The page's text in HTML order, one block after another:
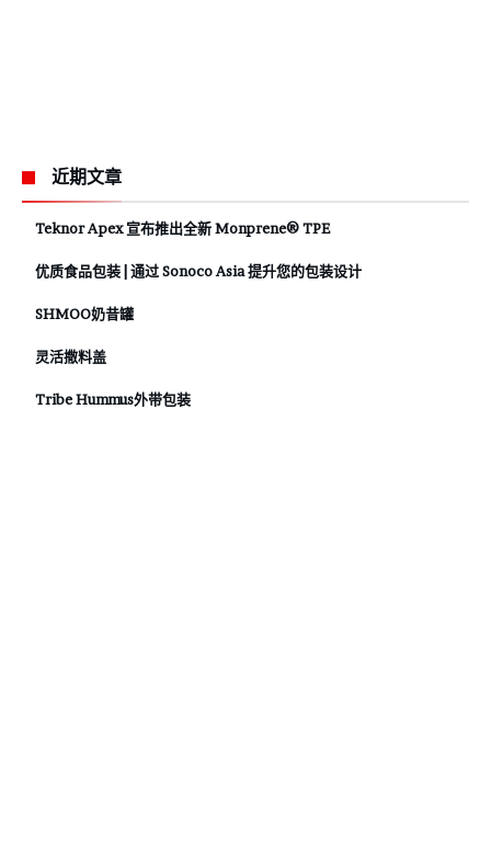
近期文章
Teknor Apex 宣布推出全新 Monprene® TPE
优质食品包装 | 通过 Sonoco Asia 提升您的包装设计
SHMOO奶昔罐
灵活撒料盖
Tribe Hummus外带包装